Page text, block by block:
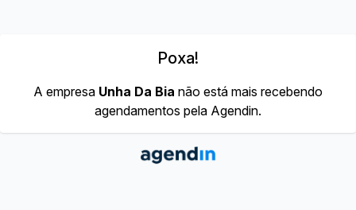
Poxa!
A empresa Unha Da Bia não está mais recebendo
agendamentos pela Agendin.